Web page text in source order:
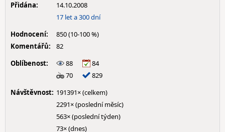
Přidána:
14.10.2008
17 let a 300 dní
Hodnocení:
850 (10-100 %)
Komentářů:
82
Oblíbenost:
88
84
70
829
Návštěvnost: 191391× (celkem)
2291× (poslední měsíc)
563× (poslední týden)
73× (dnes)